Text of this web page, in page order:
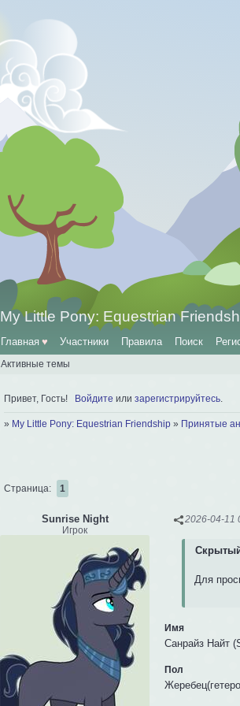
My Little Pony: Equestrian
Главная ♥ Участники Правила Поиск
Активные темы
Привет, Гость! Войдите или зарегистрируйтесь
» My Little Pony: Equestrian Friendship » Принятые
Страница: 1
2026-04-11
Sunrise Night
Игрок
Скрытый
Для
Имя
Санрайз Найт
Пол